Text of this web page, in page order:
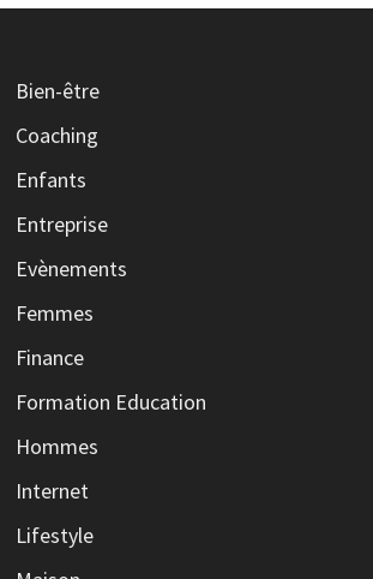
Bien-être
Coaching
Enfants
Entreprise
Evènements
Femmes
Finance
Formation Education
Hommes
Internet
Lifestyle